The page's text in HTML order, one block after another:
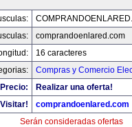
comprandoenlared.com
16 caracteres
Compras y Comercio
Precio:
Realizar una oferta!
Visitar!
comprandoenlared.com
Serán consideradas ofertas